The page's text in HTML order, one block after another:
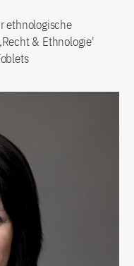
ethnologische
& Ethnologie'